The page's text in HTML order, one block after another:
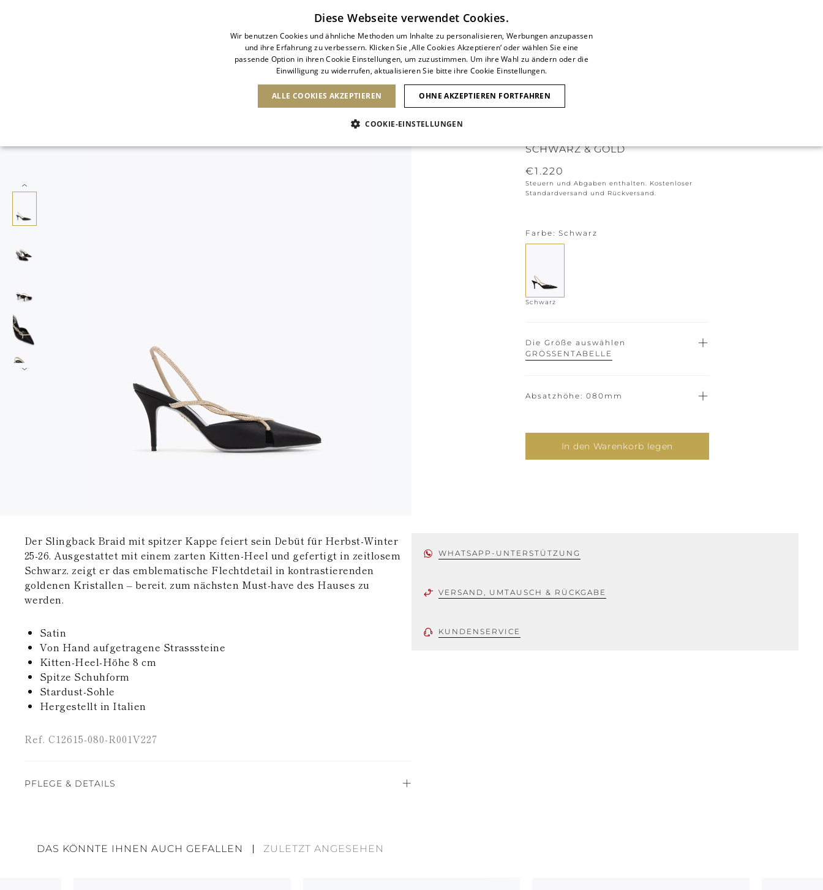
SCHWARZ & GOLD
€1.220
Steuern und Abgaben enthalten. Kostenloser
Standardversand und Rückversand.
Farbe Schwarz
Schwarz
Die Größe auswählen
GRÖSSENTABELLE
Absatzhöhe 080mm
In den Warenkorb legen
Der Slingback Braid mit spitzer Kappe feiert sein Debüt für Herbst-Winter
25-26. Ausgestattet mit einem zarten Kitten-Heel und gefertigt in zeitlosem
Schwarz, zeigt er das emblematische Flechtdetail in kontrastierenden
goldenen Kristallen – bereit, zum nächsten Must-have des Hauses zu
werden.
Satin
Von Hand aufgetragene Strasssteine
Kitten-Heel-Höhe 8 cm
Spitze Schuhform
Stardust-Sohle
Hergestellt in Italien
Ref. C12615-080-R001V227
PFLEGE & DETAILS
WHATSAPP-UNTERSTÜTZUNG
VERSAND, UMTAUSCH & RÜCKGABE
KUNDENSERVICE
DAS KÖNNTE IHNEN AUCH GEFALLEN ZULETZT ANGESEHEN
Diese Webseite verwendet Cookies.
Wir benutzen Cookies und ähnliche Methoden um Inhalte zu personalisieren, Werbungen anzupassen
und ihre Erfahrung zu verbessern. Klicken Sie ‚Alle Cookies Akzeptieren‘ oder wählen Sie eine
passende Option in ihren Cookie Einstellungen, um zuzustimmen. Um ihre Wahl zu ändern oder die
Einwilligung zu widerrufen, aktualisieren Sie bitte ihre Cookie Einstellungen.
ALLE COOKIES AKZEPTIEREN OHNE AKZEPTIEREN FORTFAHREN
COOKIE-EINSTELLUNGEN